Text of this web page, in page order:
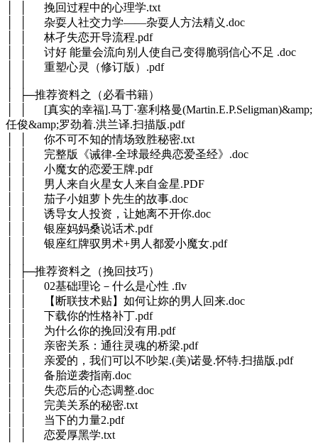
│ │ 挽回过程中的心理学.txt
│ │ 杂耍人社交力学——杂耍人方法精义.doc
│ │ 林孑失恋开导流程.pdf
│ │ 讨好 能量会流向别人使自己变得脆弱信心不足 .doc
│ │ 重塑心灵（修订版）.pdf
│ ├─推荐资料之（必看书籍）
│ │ [真实的幸福].马丁·塞利格曼(Martin.E.P.Seligman)&amp;
任俊&amp;罗劲着.洪兰译.扫描版.pdf
│ │ 你不可不知的情场致胜秘密.txt
│ │ 完整版《诫律-全球最经典恋爱圣经》.doc
│ │ 小魔女的恋爱王牌.pdf
│ │ 男人来自火星女人来自金星.PDF
│ │ 茄子小姐萝卜先生的故事.doc
│ │ 诱导女人投资，让她离不开你.doc
│ │ 银座妈妈桑说话术.pdf
│ │ 银座红牌驭男术+男人都爱小魔女.pdf
│ ├─推荐资料之（挽回技巧）
│ │ 02基础理论－什么是心性 .flv
│ │ 【断联技术贴】如何让妳的男人回来.doc
│ │ 下载你的性格补丁.pdf
│ │ 为什么你的挽回没有用.pdf
│ │ 亲密关系：通往灵魂的桥梁.pdf
│ │ 亲爱的，我们可以不吵架.(美)诺曼.怀特.扫描版.pdf
│ │ 备胎逆袭指南.doc
│ │ 失恋后的心态调整.doc
│ │ 完美关系的秘密.txt
│ │ 当下的力量2.pdf
│ │ 恋爱厚黑学.txt